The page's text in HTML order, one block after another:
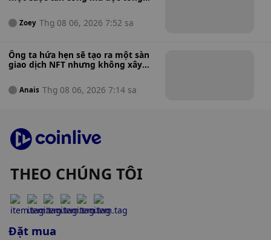
giây — Đây là cách nó đã làm được
điều đó.
Zoey Thg 08 06, 2026 7:52 sa
Ông ta hứa hẹn sẽ tạo ra một sàn
giao dịch NFT nhưng không xây
buộc người sáng lập NFT đã đánh
bạc thua tiền của nhà đầu tư để
Anais Thg 08 06, 2026 7:14 sa
THEO CHÚNG TÔI
Đặt mua